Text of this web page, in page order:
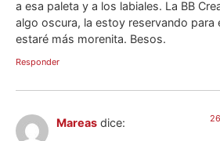
a esa paleta y a los labiales. La BB
algo oscura, la estoy reservando para
estaré más morenita. Besos.
Responder
Mareas dice: